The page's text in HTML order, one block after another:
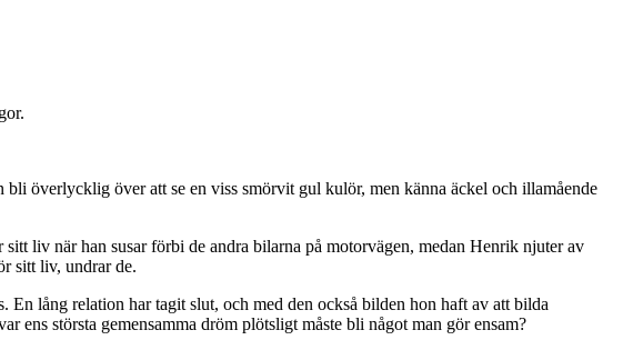
överlycklig över att se en viss smörvit gul kulör, men känna äckel och illamående
liv när han susar förbi de andra bilarna på motorvägen, medan Henrik njuter av
sitt liv, undrar de.
lång relation har tagit slut, och med den också bilden hon haft av att bilda
största gemensamma dröm plötsligt måste bli något man gör ensam?